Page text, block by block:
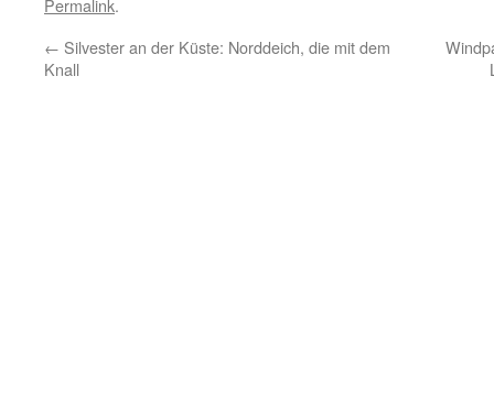
Permalink.
← Silvester an der Küste: Norddeich, die mit dem
Knall